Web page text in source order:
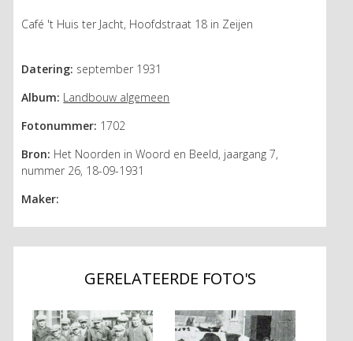
Café 't Huis ter Jacht, Hoofdstraat 18 in Zeijen
Datering: september 1931
Album: Landbouw algemeen
Fotonummer: 1702
Bron: Het Noorden in Woord en Beeld, jaargang 7,
nummer 26, 18-09-1931
Maker:
GERELATEERDE FOTO'S